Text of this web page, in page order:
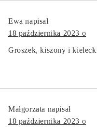
Ewa napisał
18 października 2023 o
Groszek, kiszony i
Małgorzata napisał
18 października 2023 o